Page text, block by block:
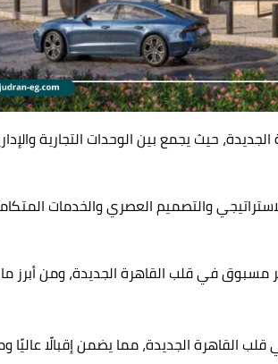
حيث يجمع بين الوحدات التجارية
والتصميم العصري والخدمات
مسبوق في قلب القاهرة الجديدة، ومن أبرز ما
القاهرة الجديدة، مما يضمن إقبالًا عاليًا